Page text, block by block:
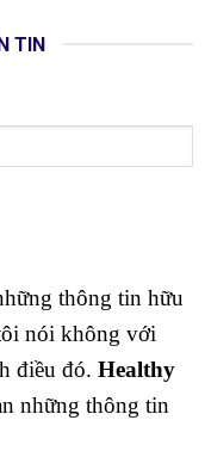
TIN
thông tin hữu
nói không với
điều đó. Healthy
những thông tin